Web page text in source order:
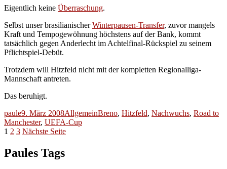
Eigentlich keine Überraschung.
Selbst unser brasilianischerWinterpausen-Transfer, zuvor mangels
Kraft und Tempogewöhnung höchstens auf der Bank, kommt
tatsächlich gegen Anderlecht im Achtelfinal-Rückspiel zu seinem
Pflichtspiel-Debüt.
Trotzdem will Hitzfeld nicht mit der kompletten Regionalliga-
Mannschaft antreten.
Das beruhigt.
Autor
pauleVeröffentlicht
am
9. März 2008Kategorien
AllgemeinSchlagwörter
Breno, Hitzfeld, Nachwuchs, Road to
Manchester, UEFA-Cup
Seitennummerierung
der
Beiträge
Seite
1 Seite
2 Seite
3 Nächste Seite
Paules Tags